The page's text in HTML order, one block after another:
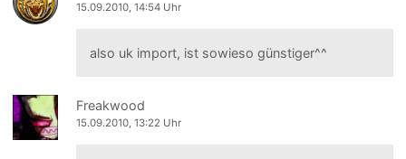
15.09.2010, 14:54 Uhr
also uk import, ist sowieso günstiger^^
Freakwood
15.09.2010, 13:22 Uhr